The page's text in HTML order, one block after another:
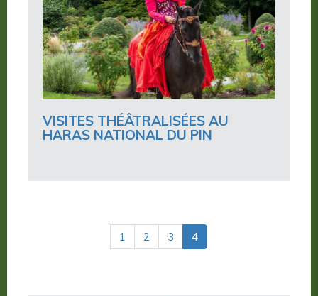
VISITES THÉÂTRALISÉES AU
HARAS NATIONAL DU PIN
1 2 3 4(actuelle)